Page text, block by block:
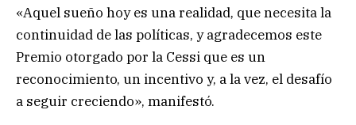
«Aquel sueño hoy es una realidad, que necesita la
continuidad de las políticas, y agradecemos este
Premio otorgado por la Cessi que es un
reconocimiento, un incentivo y, a la vez, el desafío
a seguir creciendo», manifestó.